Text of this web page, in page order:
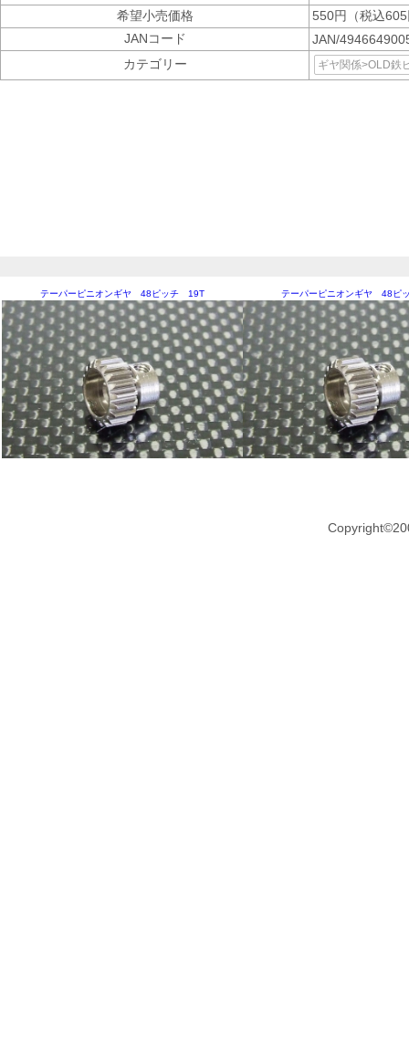
希望小売価格
550円（税込
JANコード
JAN/
カテゴリー
ギヤ関係>OLD鉄
テーパーピニオンギヤ 48ピッチ 19T テーパーピニオンギヤ 48ピ